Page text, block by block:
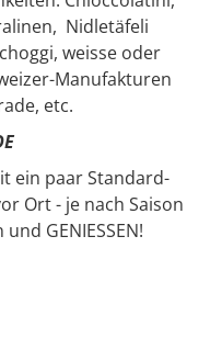
Nidletäfeli
weisse oder
Manufakturen
etc.
ein paar Standard-
Ort - je nach Saison
GENIESSEN!